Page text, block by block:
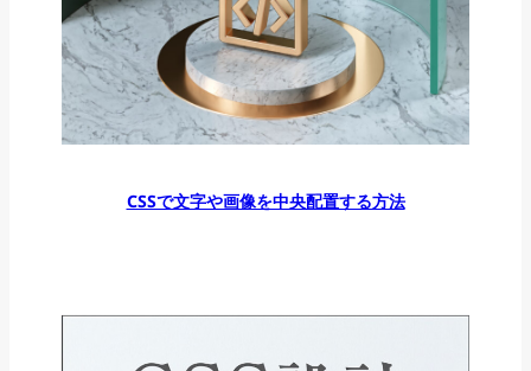
CSSで文字や画像を中央配置する方法